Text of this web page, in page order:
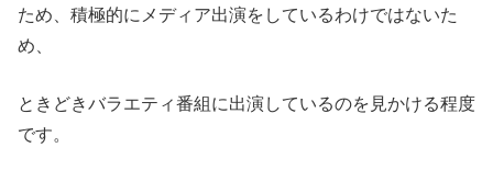
ため、積極的にメディア出演をしているわけではないた
め、
ときどきバラエティ番組に出演しているのを見かける程度
です。